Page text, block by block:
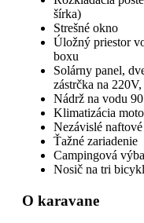
šírka)
Strešné okno
Úložný priestor
boxu
Solárny panel,
zástrčka na 220V,
Nádrž na vodu
Klimatizácia
Nezávislé
Ťažné zariadenie
Campingová
Nosič na tri
O karavane